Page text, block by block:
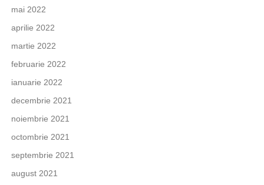
mai 2022
aprilie 2022
martie 2022
februarie 2022
ianuarie 2022
decembrie 2021
noiembrie 2021
octombrie 2021
septembrie 2021
august 2021